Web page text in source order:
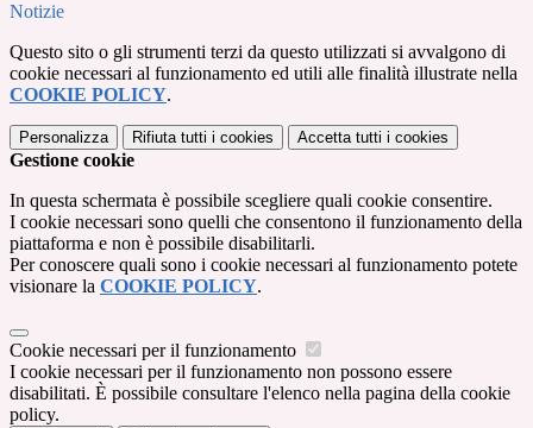
Notizie
Questo sito o gli strumenti terzi da questo utilizzati si avvalgono di
cookie necessari al funzionamento ed utili alle finalità illustrate nella
COOKIE POLICY.
Personalizza Rifiuta tutti i cookies Accetta tutti i cookies
Gestione cookie
In questa schermata è possibile scegliere quali cookie consentire.
I cookie necessari sono quelli che consentono il funzionamento della
piattaforma e non è possibile disabilitarli.
Per conoscere quali sono i cookie necessari al funzionamento potete
visionare la COOKIE POLICY.
Cookie necessari per il funzionamento
I cookie necessari per il funzionamento non possono essere
disabilitati. È possibile consultare l'elenco nella pagina della cookie
policy.